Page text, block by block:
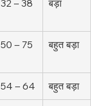
32 – 38 बड़ा
50 – 75 बहुत बड़ा
54 – 64 बहुत बड़ा